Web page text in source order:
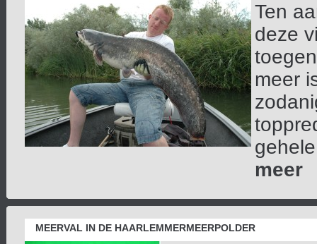
Ten
deze
meer
meer
MEERVAL IN DE HAARLEMMERMEERPOLDER